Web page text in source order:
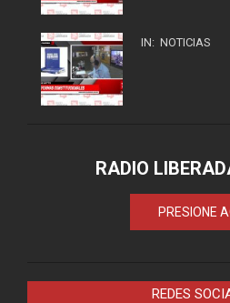
IN: NOTICIAS
RADIO
PRESIONE
REDES